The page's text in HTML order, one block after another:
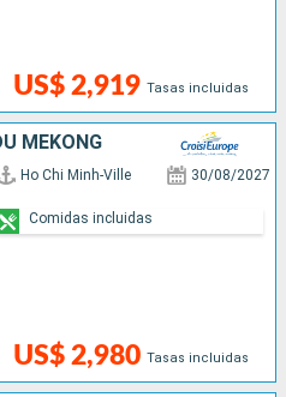
US$ 2,919 Tasas incluidas
MÉKONG
Ho Chi Minh-Ville 30/08/2027
US$ 2,980 Tasas incluidas
Comidas incluidas